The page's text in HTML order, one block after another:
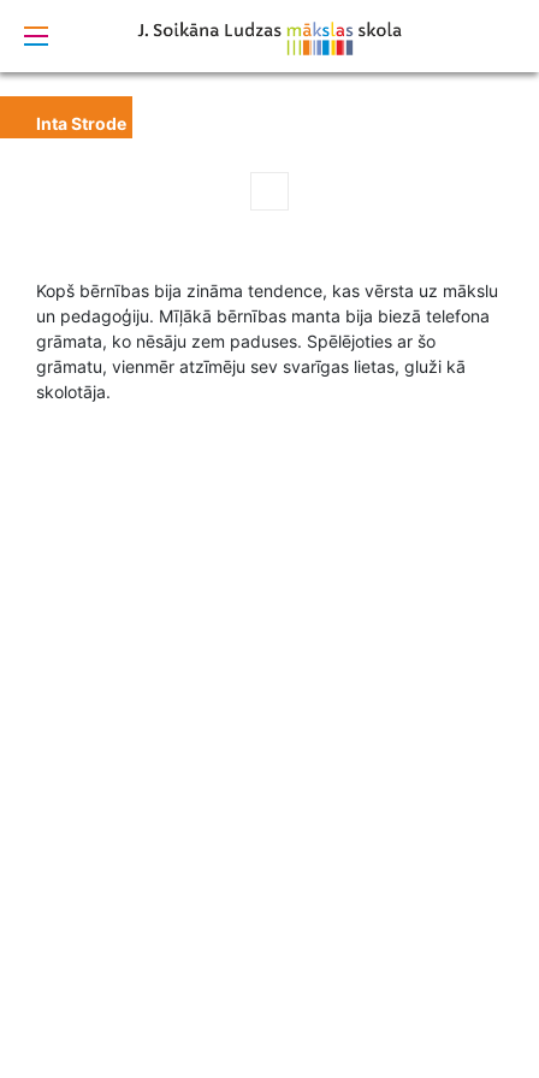
Inta Strode
Kopš bērnības bija zināma tendence, kas vērsta uz mākslu
un pedagoģiju. Mīļākā bērnības manta bija biezā telefona
grāmata, ko nēsāju zem paduses. Spēlējoties ar šo
grāmatu, vienmēr atzīmēju sev svarīgas lietas, gluži kā
skolotāja.
izstrādāts